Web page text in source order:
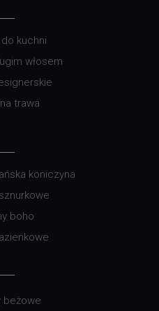
kuchni
włosem
trawa
koniczyna
boho
beżowe